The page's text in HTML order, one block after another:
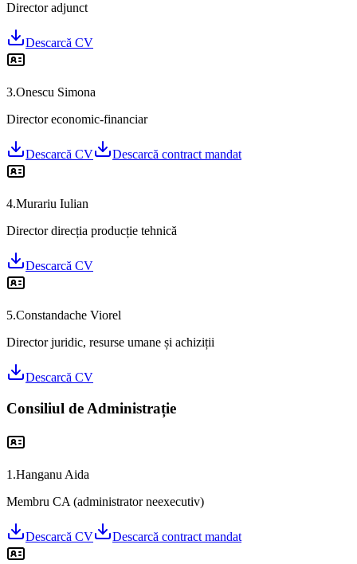
Director adjunct
Descarcă CV
3.Onescu Simona
Director economic-financiar
Descarcă CV Descarcă contract mandat
4.Murariu Iulian
Director direcția producție tehnică
Descarcă CV
5.Constandache Viorel
Director juridic, resurse umane și achiziții
Descarcă CV
Consiliul de Administrație
1 .Hanganu Aida
Membru CA (administrator neexecutiv)
Descarcă CV Descarcă contract mandat